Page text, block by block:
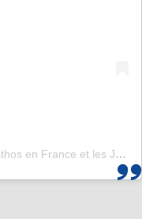
Une publication partagée par Jeunes cathos en France et les JMJ de Corée 2027 (@jeunescathos_fr)